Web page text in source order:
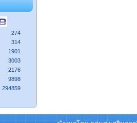
274
314
1901
3003
2176
9898
294859